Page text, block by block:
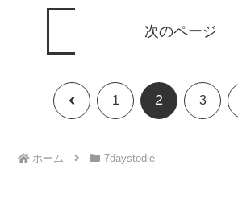
次のページ
前 1 2 3
ホーム 7daystodie